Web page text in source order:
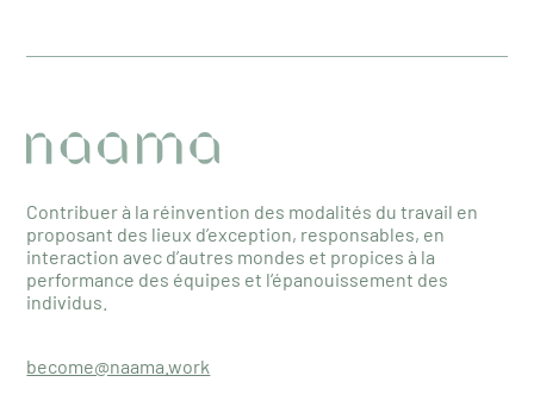
Contribuer à la réinvention des modalités du travail en
proposant des lieux d’exception, responsables, en
interaction avec d’autres mondes et propices à la
performance des équipes et l’épanouissement des
individus.
become@naama.work